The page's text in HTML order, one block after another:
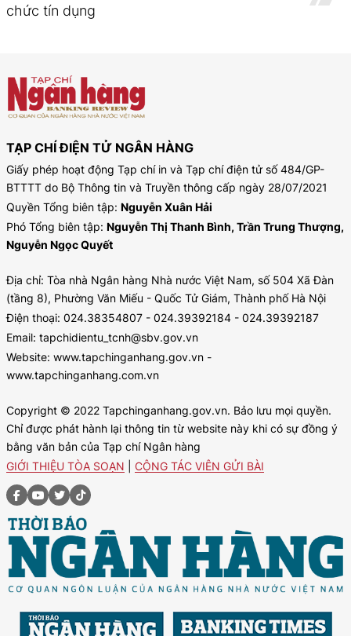
chức tín dụng
TẠP CHÍ ĐIỆN TỬ NGÂN HÀNG
Giấy phép hoạt động Tạp chí in và Tạp chí điện tử số 484/GP-
BTTTT do Bộ Thông tin và Truyền thông cấp ngày 28/07/2021
Quyền Tổng biên tập: Nguyễn Xuân Hải
Phó Tổng biên tập: Nguyễn Thị Thanh Bình, Trần Trung Thượng,
Nguyễn Ngọc Quyết
Địa chỉ: Tòa nhà Ngân hàng Nhà nước Việt Nam, số 504 Xã Đàn
(tầng 8), Phường Văn Miếu - Quốc Tử Giám, Thành phố Hà Nội
Điện thoại: 024.38354807 - 024.39392184 - 024.39392187
Email: tapchidientu_tcnh@sbv.gov.vn
Website: www.tapchinganhang.gov.vn -
www.tapchinganhang.com.vn
Copyright © 2022 Tapchinganhang.gov.vn. Bảo lưu mọi quyền.
Chỉ được phát hành lại thông tin từ website này khi có sự đồng ý
bằng văn bản của Tạp chí Ngân hàng
GIỚI THIỆU TÒA SOẠN
CỘNG TÁC VIÊN GỬI BÀI